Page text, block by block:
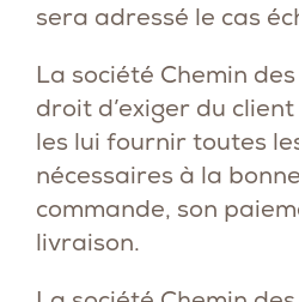
sera adressé le cas
La société Chemin
droit d’exiger du client
les lui fournir toutes
nécessaires à la
commande, son
livraison.